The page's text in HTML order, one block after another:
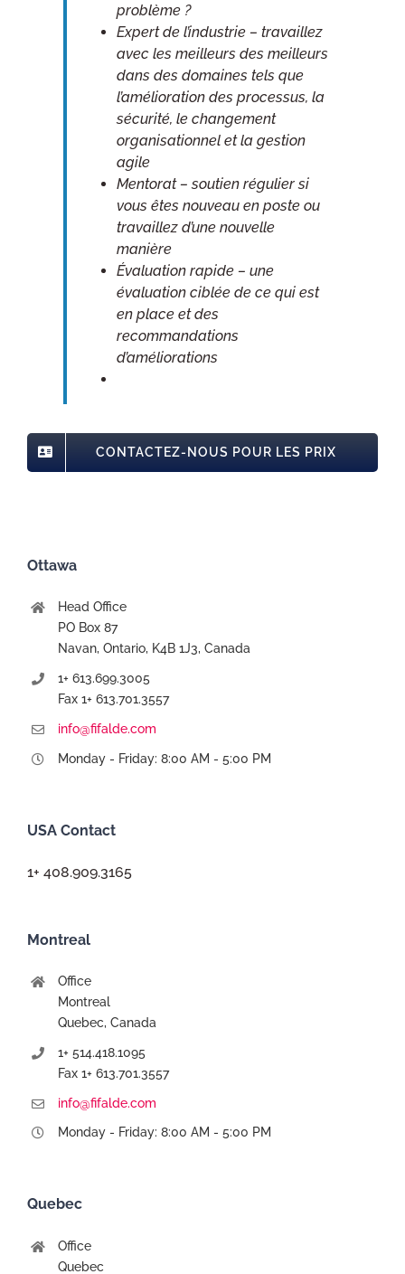
problème ?
Expert de l’industrie – travaillez
avec les meilleurs des meilleurs
dans des domaines tels que
l’amélioration des processus, la
sécurité, le changement
organisationnel et la gestion
agile
Mentorat – soutien régulier si
vous êtes nouveau en poste ou
travaillez d’une nouvelle
manière
Évaluation rapide – une
évaluation ciblée de ce qui est
en place et des
recommandations
d’améliorations
CONTACTEZ-NOUS POUR LES PRIX
Ottawa
Head Office
PO Box 87
Navan, Ontario, K4B 1J3, Canada
1+ 613.699.3005
Fax 1+ 613.701.3557
info@fifalde.com
Monday - Friday: 8:00 AM - 5:00 PM
USA Contact
1+ 408.909.3165
Montreal
Office
Montreal
Quebec, Canada
1+ 514.418.1095
Fax 1+ 613.701.3557
info@fifalde.com
Monday - Friday: 8:00 AM - 5:00 PM
Quebec
Office
Quebec